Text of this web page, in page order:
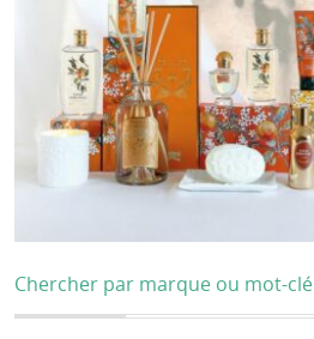
Chercher par marque ou mot-clé